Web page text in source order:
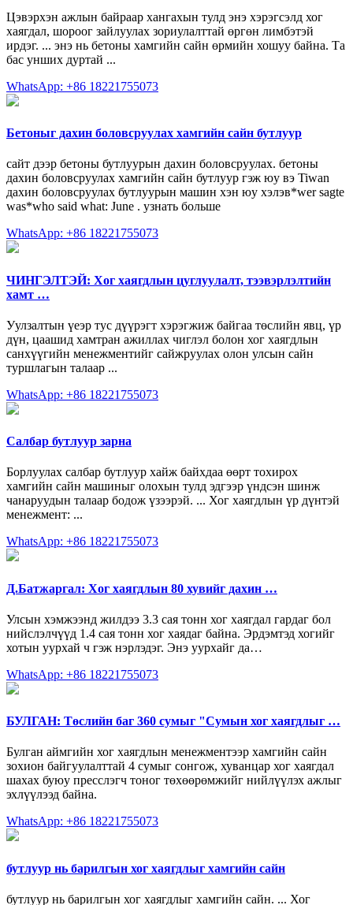
Цэвэрхэн ажлын байраар хангахын тулд энэ хэрэгсэлд хог
хаягдал, шороог зайлуулах зориулалттай өргөн лимбэтэй
ирдэг. ... энэ нь бетоны хамгийн сайн өрмийн хошуу байна. Та
бас унших дуртай ...
WhatsApp: +86 18221755073
Бетоныг дахин боловсруулах хамгийн сайн бутлуур
сайт дээр бетоны бутлуурын дахин боловсруулах. бетоны
дахин боловсруулах хамгийн сайн бутлуур гэж юу вэ Tiwan
дахин боловсруулах бутлуурын машин хэн юу хэлэв*wer sagte
was*who said what: June . узнать больше
WhatsApp: +86 18221755073
ЧИНГЭЛТЭЙ: Хог хаягдлын цуглуулалт, тээвэрлэлтийн
хамт …
Уулзалтын үеэр тус дүүрэгт хэрэгжиж байгаа төслийн явц, үр
дүн, цаашид хамтран ажиллах чиглэл болон хог хаягдлын
санхүүгийн менежментийг сайжруулах олон улсын сайн
туршлагын талаар ...
WhatsApp: +86 18221755073
Салбар бутлуур зарна
Борлуулах салбар бутлуур хайж байхдаа өөрт тохирох
хамгийн сайн машиныг олохын тулд эдгээр үндсэн шинж
чанаруудын талаар бодож үзээрэй. ... Хог хаягдлын үр дүнтэй
менежмент: ...
WhatsApp: +86 18221755073
Д.Батжаргал: Хог хаягдлын 80 хувийг дахин …
Улсын хэмжээнд жилдээ 3.3 сая тонн хог хаягдал гардаг бол
нийслэлчүүд 1.4 сая тонн хог хаядаг байна. Эрдэмтэд хогийг
хотын уурхай ч гэж нэрлэдэг. Энэ уурхайг да…
WhatsApp: +86 18221755073
БУЛГАН: Төслийн баг 360 сумыг "Сумын хог хаягдлыг …
Булган аймгийн хог хаягдлын менежментээр хамгийн сайн
зохион байгуулалттай 4 сумыг сонгож, хуванцар хог хаягдал
шахах буюу пресслэгч тоног төхөөрөмжийг нийлүүлэх ажлыг
эхлүүлээд байна.
WhatsApp: +86 18221755073
бутлуур нь барилгын хог хаягдлыг хамгийн сайн
бутлуур нь барилгын хог хаягдлыг хамгийн сайн. ... Хог